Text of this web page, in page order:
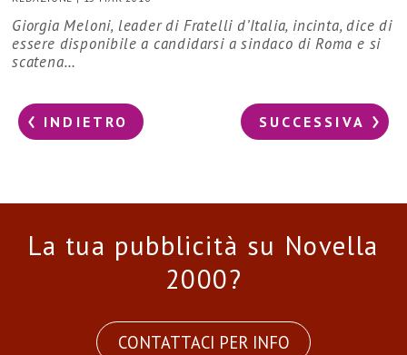
Giorgia Meloni, leader di Fratelli d’Italia, incinta, dice di
essere disponibile a candidarsi a sindaco di Roma e si
scatena…
INDIETRO SUCCESSIVA
La tua pubblicità su Novella
2000?
CONTATTACI PER INFO